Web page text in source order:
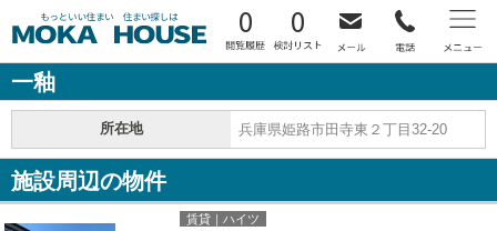
0 0
一釉
所在地 兵庫県姫路市田寺東２丁目32-20
施設周辺の物件
賃貸｜ハイツ